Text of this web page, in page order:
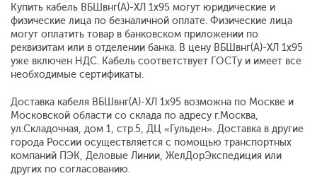
Купить кабель ВБШвнг(А)-ХЛ 1х95 могут юридические и
физические лица по безналичной оплате. Физические лица
могут оплатить товар в банковском приложении по
реквизитам или в отделении банка. В цену ВБШвнг(А)-ХЛ 1х95
уже включен НДС. Кабель соответствует ГОСТу и имеет все
необходимые сертификаты.
Доставка кабеля ВБШвнг(А)-ХЛ 1х95 возможна по Москве и
Московской области со склада по адресу г.Москва,
ул.Складочная, дом 1, стр.5, ДЦ «Гульден». Доставка в другие
города России осуществляется с помощью транспортных
компаний ПЭК, Деловые Линии, ЖелДорЭкспедиция или
других по согласованию.